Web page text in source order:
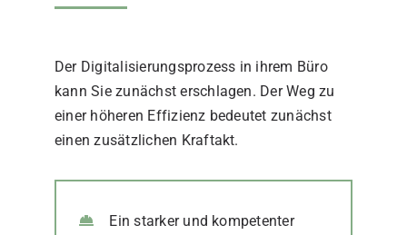
Der Digitalisierungsprozess in ihrem Büro
kann Sie zunächst erschlagen. Der Weg zu
einer höheren Effizienz bedeutet zunächst
einen zusätzlichen Kraftakt.
Ein starker und kompetenter